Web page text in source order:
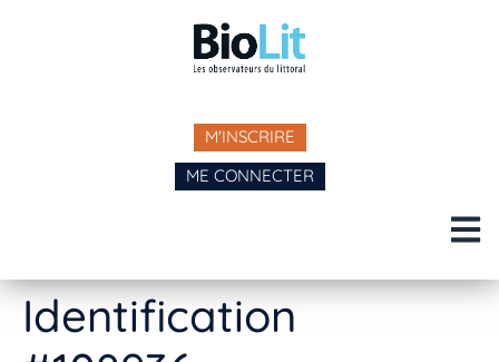
M'INSCRIRE
ME CONNECTER
Identification